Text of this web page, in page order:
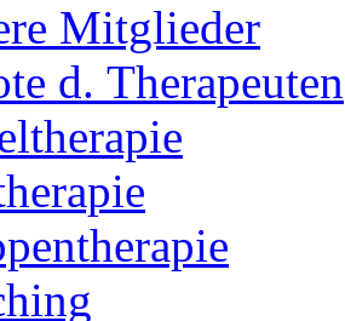
Mitglieder
d. Therapeuten